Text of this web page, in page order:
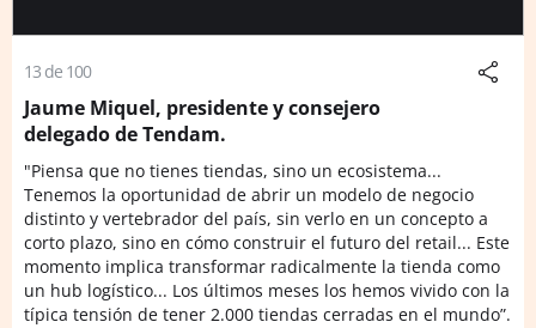
13 de 100
Jaume Miquel, presidente y consejero
delegado de Tendam.
"Piensa que no tienes tiendas, sino un ecosistema...
Tenemos la oportunidad de abrir un modelo de negocio
distinto y vertebrador del país, sin verlo en un concepto a
corto plazo, sino en cómo construir el futuro del retail... Este
momento implica transformar radicalmente la tienda como
un hub logístico... Los últimos meses los hemos vivido con la
típica tensión de tener 2.000 tiendas cerradas en el mundo”.